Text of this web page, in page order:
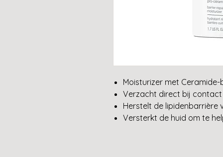
Moisturizer met
Verzacht direct bij contact
Herstelt de lipidenbarrière
Versterkt de huid om te